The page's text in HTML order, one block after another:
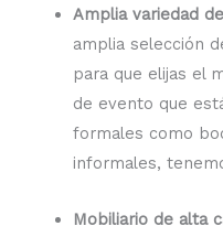
Amplia variedad
amplia selección
para que elijas el
de evento que
formales como
informales,
Mobiliario de alta